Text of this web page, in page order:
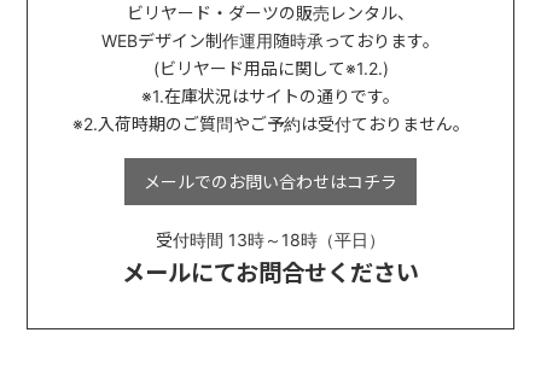
ビリヤード・ダーツの販売レンタル、
WEBデザイン制作運用随時承っております。
(ビリヤード用品に関して※1.2.)
※1.在庫状況はサイトの通りです。
※2.入荷時期のご質問やご予約は受付ておりません。
メールでのお問い合わせはコチラ
受付時間 13時～18時（平日）
メールにてお問合せください